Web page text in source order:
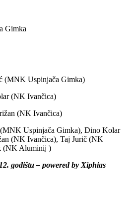
Gimka
(MNK Uspinjača Gimka)
(NK Ivančica)
(NK Ivančica)
Uspinjača Gimka), Dino Kolar
(NK Ivančica), Taj Jurič (NK
(NK Aluminij )
godištu – powered by Xiphias